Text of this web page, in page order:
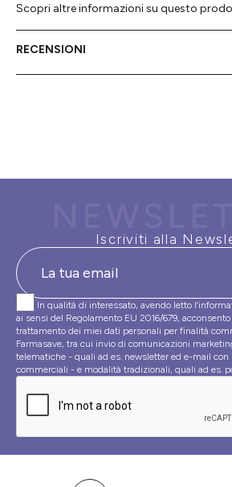
Scopri altre informazioni su questo
RECENSIONI
Iscriviti alla
In qualità di interessato, avendo letto
ai sensi del Regolamento EU 2016/679,
trattamento dei miei dati personali per finalità
Farmasave, tra cui invio di comunicazioni
telematiche - quali ad es. newsletter ed e-mail
commerciali - e modalità tradizionali, quali ad es.